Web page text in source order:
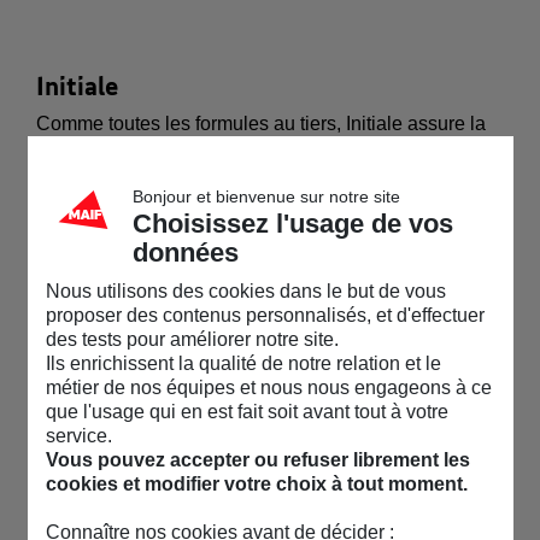
Initiale
Comme toutes les formules au tiers, Initiale assure la
technologiques, propose de l’assistance domestique
et touristique, des renseignements juridiques et
comprend un 1er niveau d’indemnisation des
dommages corporels.
Essentiel
En plus des garanties comprises dans Initiale, la
formule Essentiel intègre la prise en charge du vol, de
l’incendie et des bris de glace.
Bonjour et bienvenue sur notre site
Choisissez l'usage de vos
données
Nous utilisons des cookies dans le but de vous
proposer des contenus personnalisés, et d'effectuer
des tests pour améliorer notre site.
Ils enrichissent la qualité de notre relation et le
métier de nos équipes et nous nous engageons à ce
que l'usage qui en est fait soit avant tout à votre
service.
Vous pouvez accepter ou refuser librement les
cookies et modifier votre choix à tout moment.
Connaître nos cookies avant de décider :